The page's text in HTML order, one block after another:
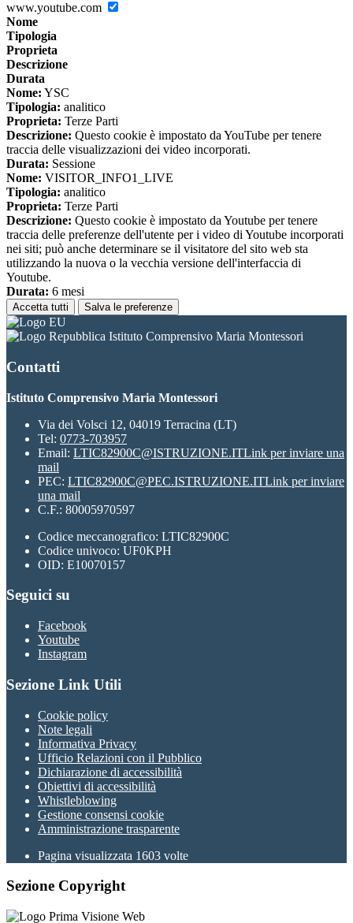
www.youtube.com
Nome
Tipologia
Proprieta
Descrizione
Durata
Nome: YSC
Tipologia: analitico
Proprieta: Terze Parti
Descrizione: Questo cookie è impostato da YouTube per tenere
traccia delle visualizzazioni dei video incorporati.
Durata: Sessione
Nome: VISITOR_INFO1_LIVE
Tipologia: analitico
Proprieta: Terze Parti
Descrizione: Questo cookie è impostato da Youtube per tenere
traccia delle preferenze dell'utente per i video di Youtube incorporati
nei siti; può anche determinare se il visitatore del sito web sta
utilizzando la nuova o la vecchia versione dell'interfaccia di
Youtube.
Durata: 6 mesi
Accetta tutti Salva le preferenze
Istituto Comprensivo Maria Montessori
Contatti
Istituto Comprensivo Maria Montessori
Via dei Volsci 12, 04019 Terracina (LT)
Tel: 0773-703957
Email: LTIC82900C@ISTRUZIONE.ITLink per inviare una
mail
PEC: LTIC82900C@PEC.ISTRUZIONE.ITLink per inviare
una mail
C.F.: 80005970597
Codice meccanografico: LTIC82900C
Codice univoco: UF0KPH
OID: E10070157
Seguici su
Facebook
Youtube
Instagram
Sezione Link Utili
Cookie policy
Note legali
Informativa Privacy
Ufficio Relazioni con il Pubblico
Dichiarazione di accessibilità
Obiettivi di accessibilità
Whistleblowing
Gestione consensi cookie
Amministrazione trasparente
Pagina visualizzata 1603 volte
Sezione Copyright